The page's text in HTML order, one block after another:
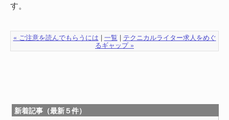
す。
« ご注意を読んでもらうには | 一覧 | テクニカルライター求人をめぐ
るギャップ »
新着記事（最新５件）